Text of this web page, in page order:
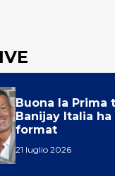
Buona la Prima
Banijay Italia
format
21 luglio 2026